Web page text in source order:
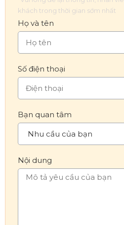
khách trong thời gian sớm nhất
Họ và tên
Số điện thoại
Bạn quan tâm
Nội dung